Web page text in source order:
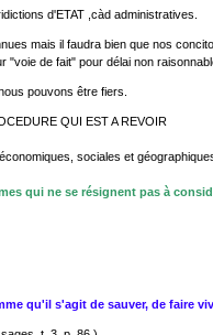
d'ETAT ,càd administratives.
mais il faudra bien que nos
"voie de fait" pour délai non
pouvons être fiers.
QUI EST A REVOIR
sociales et
qui ne se résignent pas à
qu'il s'agit de sauver, de faire